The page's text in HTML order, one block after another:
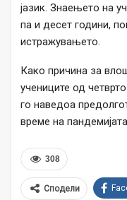
јазик. Знаењето на
па и десет години,
истражувањето.
Како причина за
учениците од
го наведоа
време на
308
Сподели